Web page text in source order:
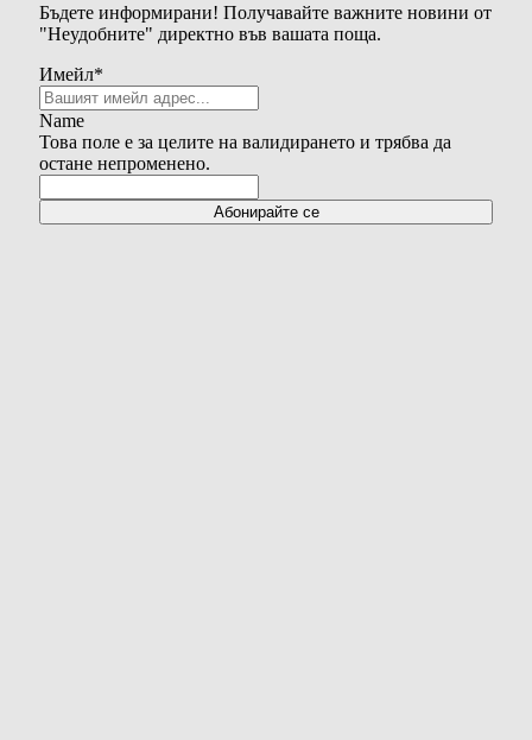
Бъдете информирани! Получавайте важните новини от
"Неудобните" директно във вашата поща.
Имейл*
Name
Това поле е за целите на валидирането и трябва да
остане непроменено.